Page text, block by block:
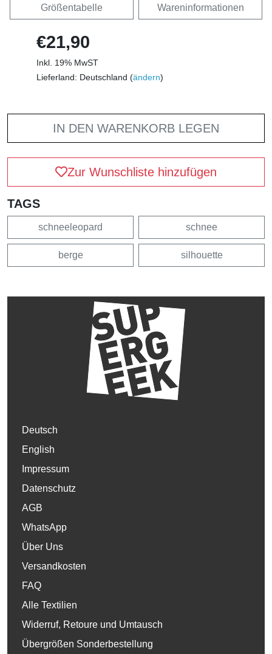
Größentabelle Wareninformationen
€21,90
Inkl. 19% MwST
Lieferland: Deutschland (ändern)
IN DEN WARENKORB LEGEN
Zur Wunschliste hinzufügen
TAGS
schneeleopard schnee
berge silhouette
Deutsch
English
Impressum
Datenschutz
AGB
WhatsApp
Über Uns
Versandkosten
FAQ
Alle Textilien
Widerruf, Retoure und Umtausch
Übergrößen Sonderbestellung